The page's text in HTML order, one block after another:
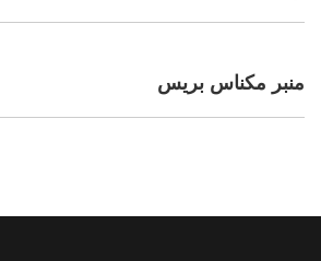
منبر مكناس بريس